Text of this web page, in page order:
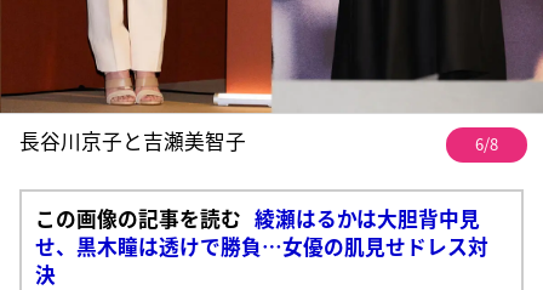
長谷川京子と吉瀬美智子 6/8
この画像の記事を読む 綾瀬はるかは大胆背中見
せ、黒木瞳は透けで勝負…女優の肌見せドレス対
決